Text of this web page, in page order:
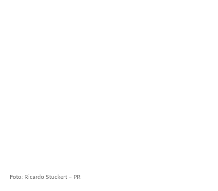
Foto: Ricardo Stuckert – PR